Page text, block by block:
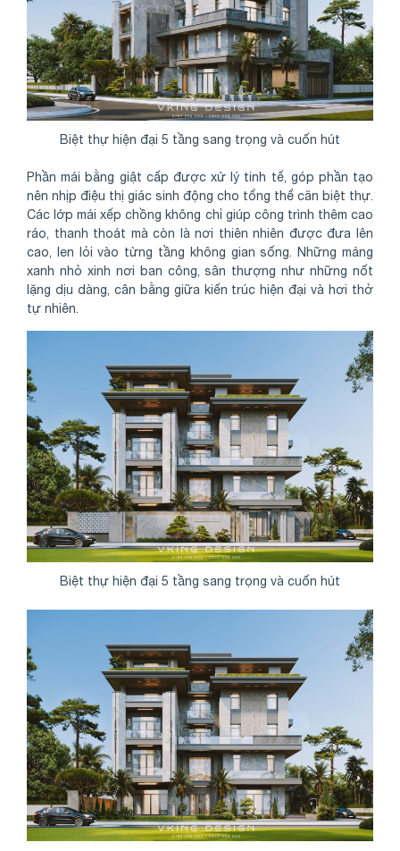
Biệt thự hiện đại 5 tầng sang trọng và cuốn hút
Phần mái bằng giật cấp được xử lý tinh tế, góp phần tạo
nên nhịp điệu thị giác sinh động cho tổng thể căn biệt thự.
Các lớp mái xếp chồng không chỉ giúp công trình thêm cao
ráo, thanh thoát mà còn là nơi thiên nhiên được đưa lên
cao, len lỏi vào từng tầng không gian sống. Những mảng
xanh nhỏ xinh nơi ban công, sân thượng như những nốt
lặng dịu dàng, cân bằng giữa kiến trúc hiện đại và hơi thở
tự nhiên.
Biệt thự hiện đại 5 tầng sang trọng và cuốn hút